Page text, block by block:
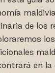
de los
en